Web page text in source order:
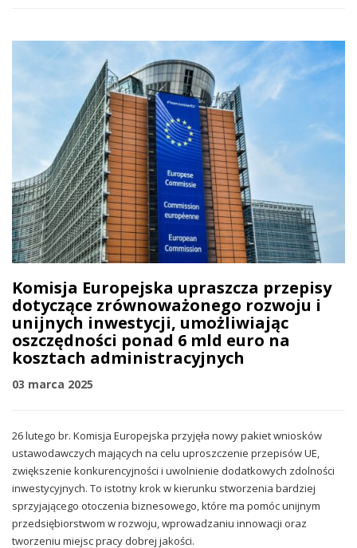
Komisja Europejska upraszcza przepisy
dotyczące zrównoważonego rozwoju i
unijnych inwestycji, umożliwiając
oszczędności ponad 6 mld euro na
kosztach administracyjnych
03 marca 2025
26 lutego br. Komisja Europejska przyjęła nowy pakiet wniosków
ustawodawczych mających na celu uproszczenie przepisów UE,
zwiększenie konkurencyjności i uwolnienie dodatkowych zdolności
inwestycyjnych. To istotny krok w kierunku stworzenia bardziej
sprzyjającego otoczenia biznesowego, które ma pomóc unijnym
przedsiębiorstwom w rozwoju, wprowadzaniu innowacji oraz
tworzeniu miejsc pracy dobrej jakości.